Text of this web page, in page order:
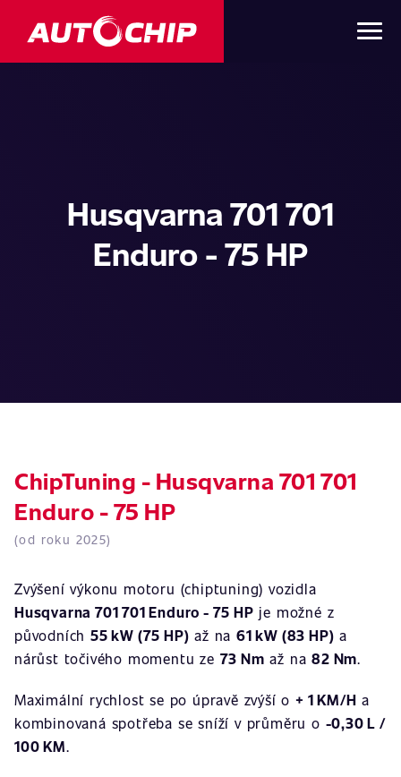
Husqvarna 701 701
Enduro - 75 HP
ChipTuning - Husqvarna 701 701
Enduro - 75 HP
(od roku 2025)
Zvýšení výkonu motoru (chiptuning) vozidla
Husqvarna 701 701 Enduro - 75 HP je možné z
původních55 kW (75 HP) až na61 kW (83 HP) a
nárůst točivého momentu ze 73 Nm až na82 Nm.
Maximální rychlost se po úpravě zvýší o + 1 KM/H a
kombinovaná spotřeba se sníží v průměru o -0,30 L /
100 KM.